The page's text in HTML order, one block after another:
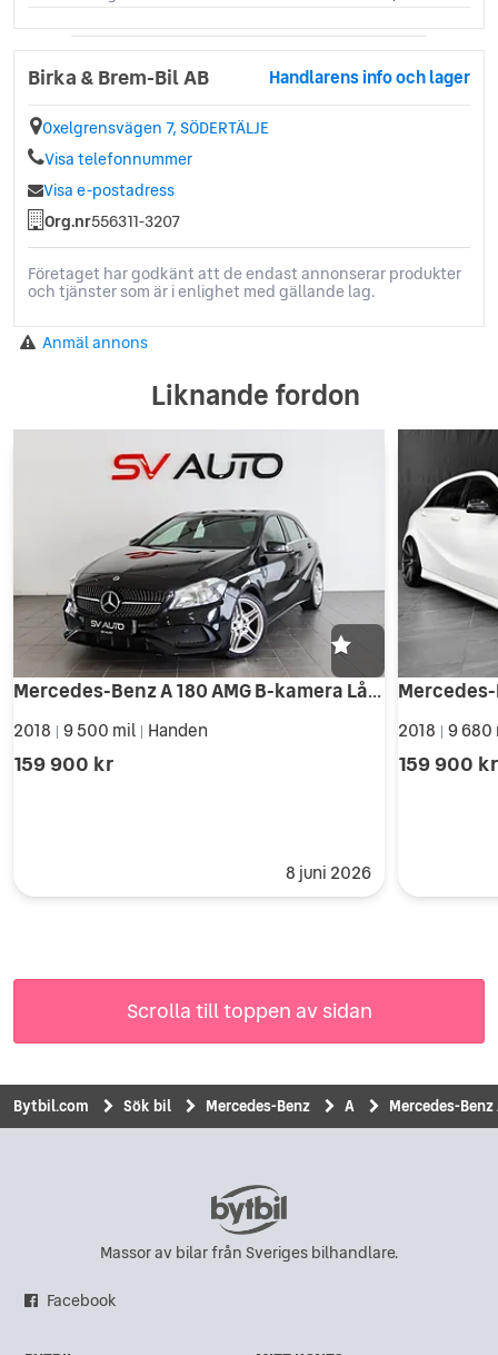
Birka & Brem-Bil AB Handlarens info och lager
Oxelgrensvägen 7, SÖDERTÄLJE
Visa telefonnummer
Visa e-postadress
Org.nr556311-3207
Företaget har godkänt att de endast annonserar produkter
och tjänster som är i enlighet med gällande lag.
Anmäl annons
Liknande fordon
Mercedes-Benz A 180 AMG B-kamera Låg skatt
2018 9 500 mil Handen
159 900 kr
8 juni 2026
2018 9
159 900 kr
Scrolla till toppen av sidan
Bytbil.com Sök bil Mercedes-Benz A Mercedes-
Massor av bilar från Sveriges bilhandlare.
Facebook